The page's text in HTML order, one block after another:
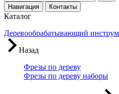
Навигация Контакты
Каталог
Деревообрабатывающий
Назад
Фрезы по дереву
Фрезы по дереву наборы